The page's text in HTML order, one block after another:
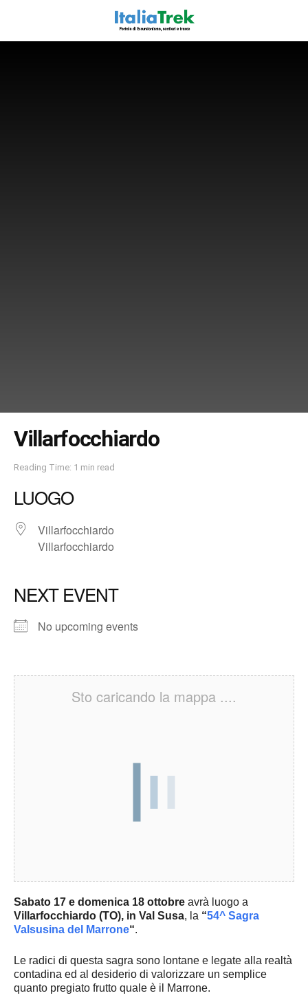
Villarfocchiardo
Reading Time: 1 min read
LUOGO
Villarfocchiardo
Villarfocchiardo
NEXT EVENT
No upcoming events
Sto caricando la mappa ....
Sabato 17 e domenica 18 ottobre avrà luogo a
Villarfocchiardo (TO), in Val Susa, la “54^ Sagra
Valsusina del Marrone“.
Le radici di questa sagra sono lontane e legate alla realtà
contadina ed al desiderio di valorizzare un semplice
quanto pregiato frutto quale è il Marrone.